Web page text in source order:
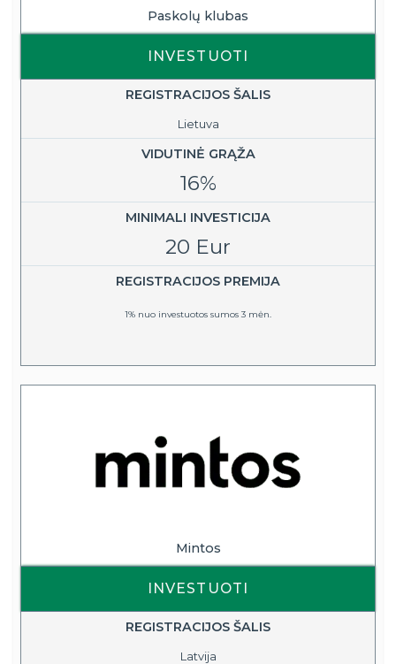
Paskolų klubas
INVESTUOTI
REGISTRACIJOS ŠALIS
Lietuva
VIDUTINĖ GRĄŽA
16%
MINIMALI INVESTICIJA
20 Eur
REGISTRACIJOS PREMIJA
1% nuo investuotos sumos 3 mėn.
Mintos
INVESTUOTI
REGISTRACIJOS ŠALIS
Latvija